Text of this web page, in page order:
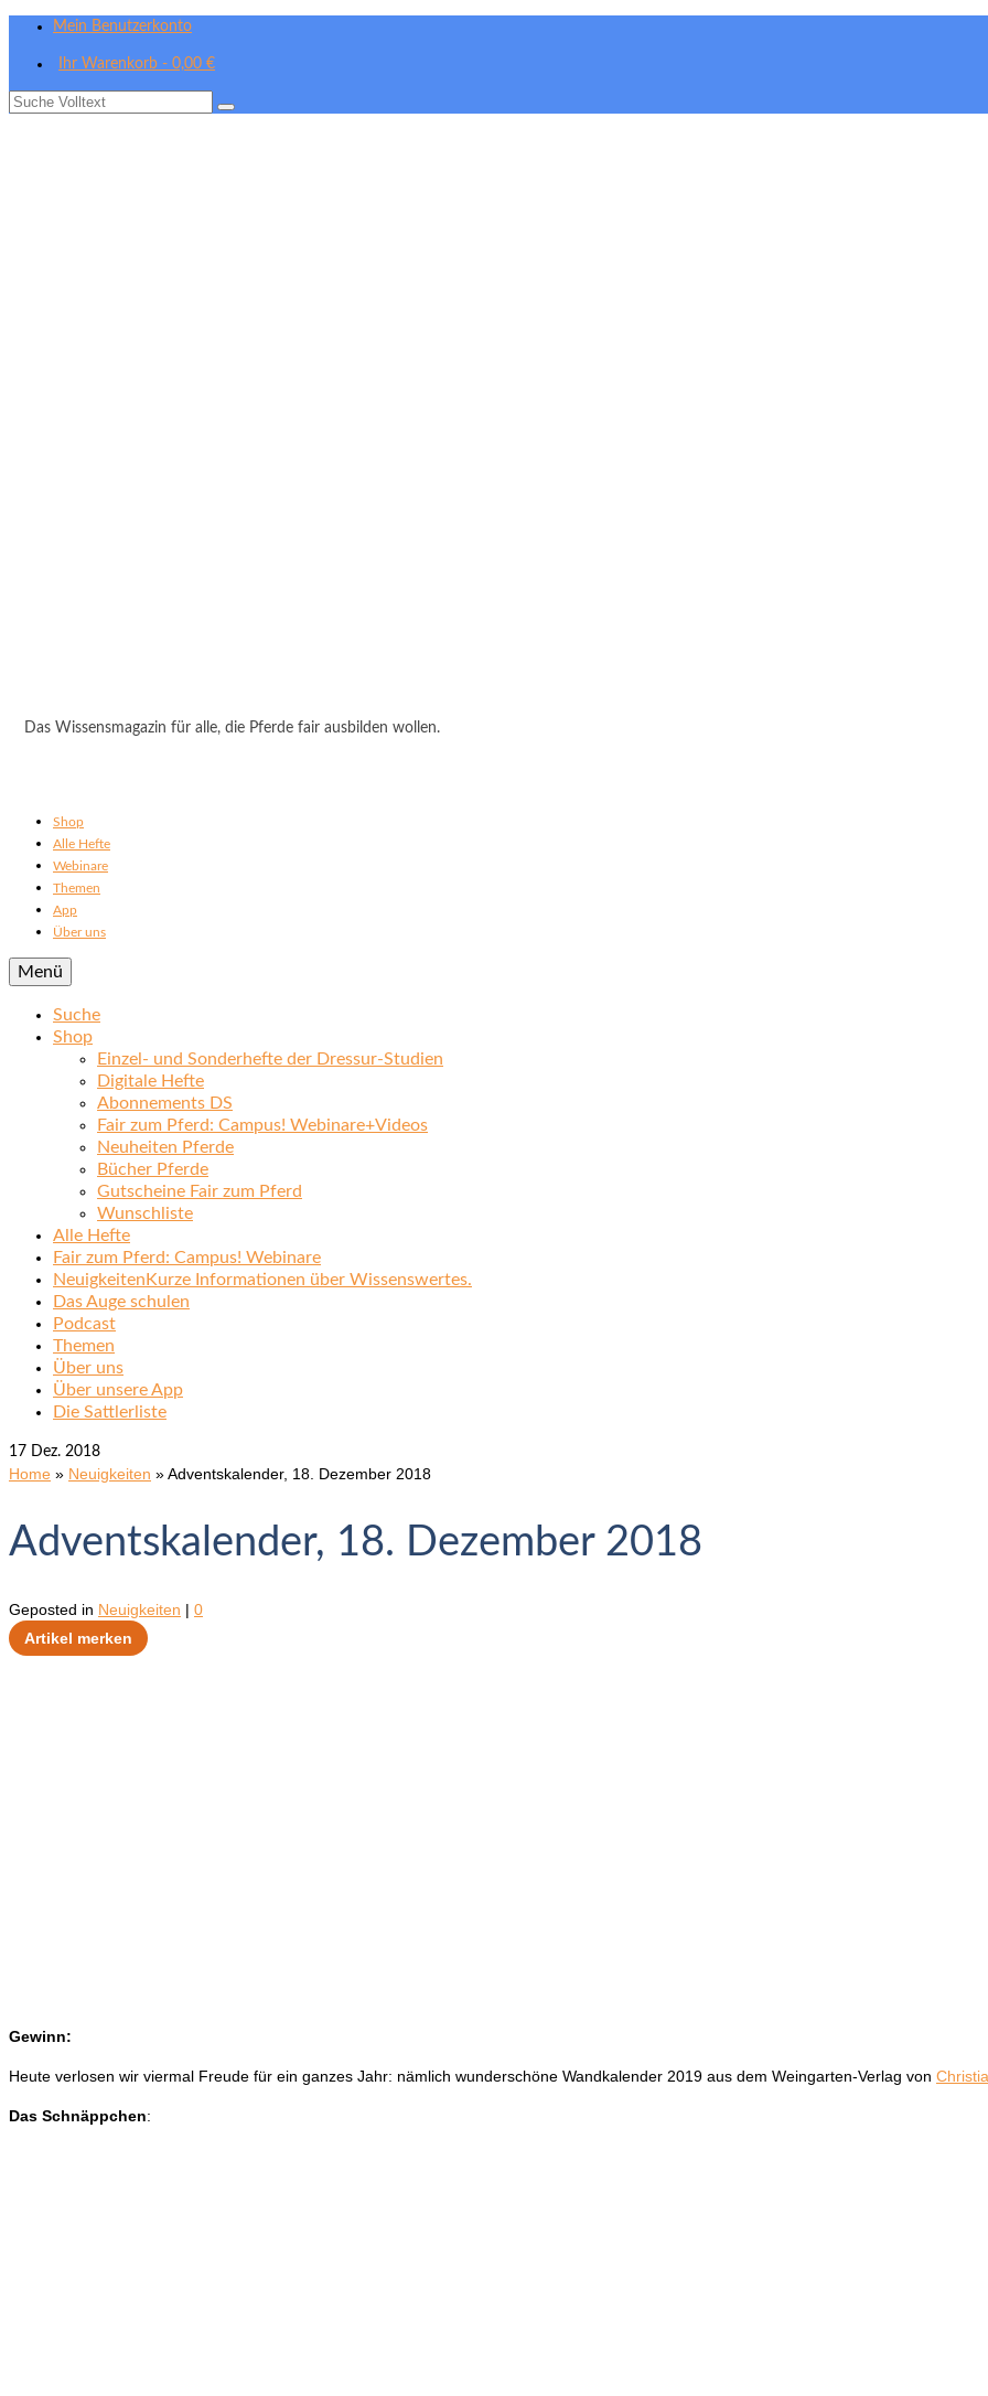
Mein Benutzerkonto
Ihr Warenkorb - 0,00 €
Suche
Das Wissensmagazin für alle, die Pferde fair ausbilden wollen.
Shop
Alle Hefte
Webinare
Themen
App
Über uns
Menü
Suche
Shop
Einzel- und Sonderhefte der Dressur-Studien
Digitale Hefte
Abonnements DS
Fair zum Pferd: Campus! Webinare+Videos
Neuheiten Pferde
Bücher Pferde
Gutscheine Fair zum Pferd
Wunschliste
Alle Hefte
Fair zum Pferd: Campus! Webinare
Neuigkeiten Kurze Informationen über Wissenswertes.
Das Auge schulen
Podcast
Themen
Über uns
Über unsere App
Die Sattlerliste
17 Dez. 2018
Home » Neuigkeiten »Adventskalender, 18. Dezember 2018
Adventskalender, 18. Dezember 2018
Geposted in Neuigkeiten | 0
Artikel merken
Gewinn:
Heute verlosen wir viermal Freude für ein ganzes Jahr: nämlich wunderschöne Wandkalender 2019 aus dem Weingarten-Verlag von
Das Schnäppchen: